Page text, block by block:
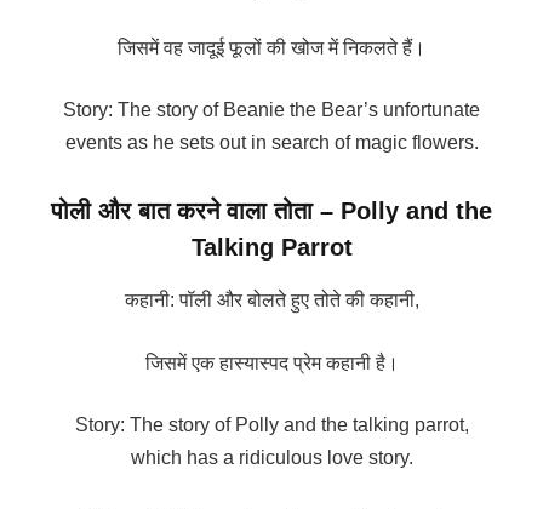
जिसमें वह जादूई फूलों की खोज में निकलते हैं।
Story: The story of Beanie the Bear’s unfortunate
events as he sets out in search of magic flowers.
पोली और बात करने वाला तोता – Polly and the
Talking Parrot
कहानी: पॉली और बोलते हुए तोते की कहानी,
जिसमें एक हास्यास्पद प्रेम कहानी है।
Story: The story of Polly and the talking parrot,
which has a ridiculous love story.